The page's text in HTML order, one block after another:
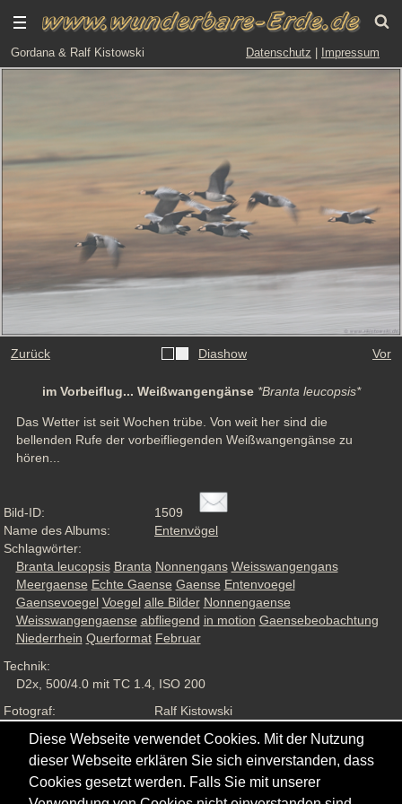
Gordana & Ralf Kistowski Datenschutz Impressum
Zurück Diashow Vor
im Vorbeiflug... Weißwangengänse *Branta leucopsis*
Das Wetter ist seit Wochen trübe. Von weit her sind die
bellenden Rufe der vorbeifliegenden Weißwangengänse zu
hören...
Bild-ID:
1509
Name des Albums:
Entenvögel
Schlagwörter:
Branta leucopsis Branta Nonnengans Weisswangengans
Meergaense Echte Gaense Gaense Entenvoegel
Gaensevoegel Voegel alle Bilder Nonnengaense
Weisswangengaense abfliegend in motion Gaensebeobachtung
Niederrhein Querformat Februar
Technik:
D2x, 500/4.0 mit TC 1.4, ISO 200
Fotograf:
Ralf Kistowski
Ansichten:
975
Diese Webseite verwendet Cookies. Mit der Nutzung
dieser Webseite erklären Sie sich einverstanden, dass
Cookies gesetzt werden. Falls Sie mit unserer